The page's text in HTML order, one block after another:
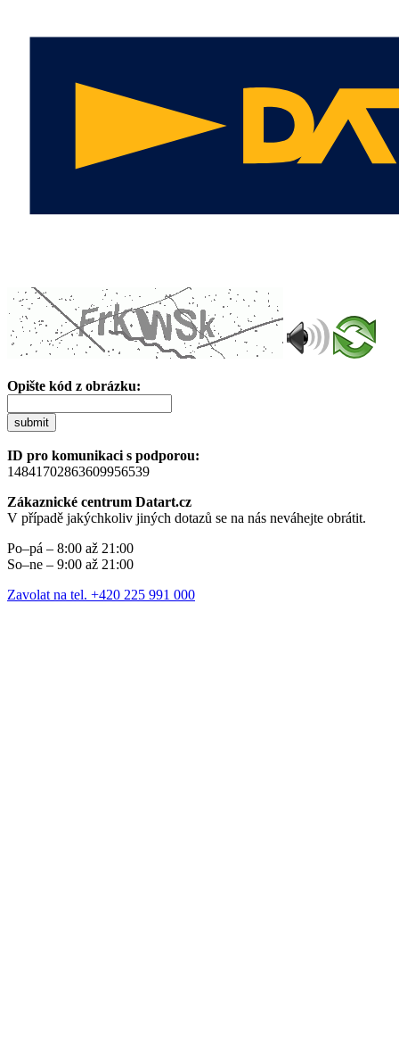
Opište kód z obrázku:
submit
ID pro komunikaci s podporou:
14841702863609956539
Zákaznické centrum Datart.cz
V případě jakýchkoliv jiných dotazů se na nás neváhejte obrátit.
Po–pá – 8:00 až 21:00
So–ne – 9:00 až 21:00
Zavolat na tel. +420 225 991 000